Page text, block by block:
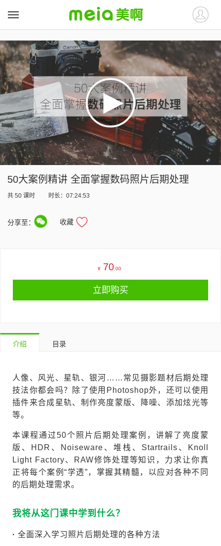
50大案例精讲 全面掌握数码照片后期处理
共 50 课时 时长：07:24:53
分享至： 收藏
¥ 70.00
立即购买
介绍 目录
人像、风光、星轨、银河……常见摄影题材后期处理
技法你都会吗？除了使用Photoshop外，还可以使用
插件来合成星轨、制作亮度蒙版、降噪、添加炫光等
等。
本课程通过50个照片后期处理案例，讲解了亮度蒙
版、HDR、Noiseware、堆栈、Startrails、Knoll
Light Factory、RAW修饰处理等知识，力求让你真
正将每个案例“学透”，掌握其精髓，以应对各种不同
的后期处理需求。
我将从这门课中学到什么？
· 全面深入学习照片后期处理的各种方法